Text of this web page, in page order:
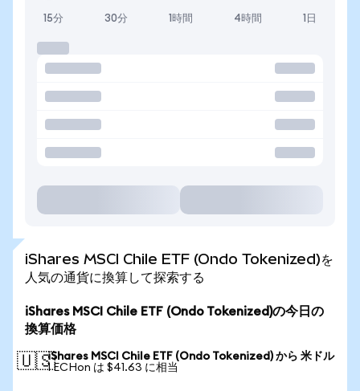
15分 30分 1時間 4時間 1日
iShares MSCI Chile ETF (Ondo Tokenized)を
人気の通貨に換算して探索する
iShares MSCI Chile ETF (Ondo Tokenized)の今日の
換算価格
🇺🇸iShares MSCI Chile ETF (Ondo Tokenized) から 米ドル
1 ECHon は $41.63 に相当